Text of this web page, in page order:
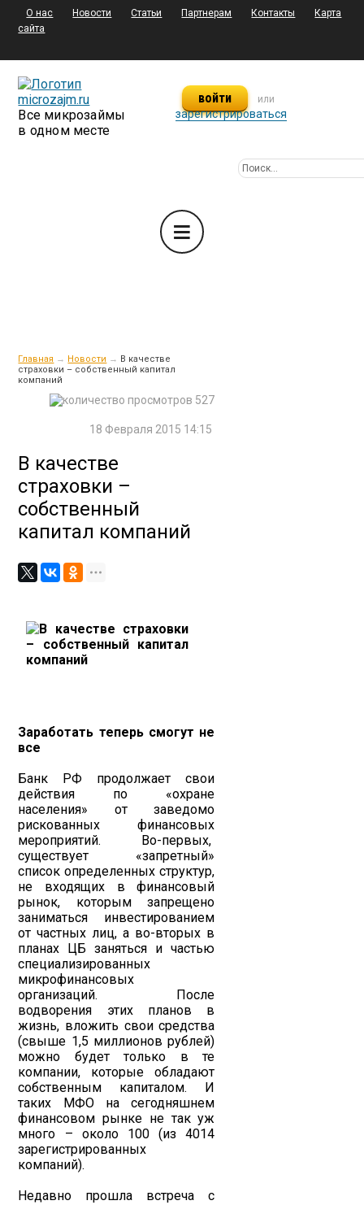
О нас Новости Статьи Партнерам Контакты
Карта
сайта
Все микрозаймы
в одном месте
войти или
зарегистрироваться
Главная → Новости → В качестве
страховки – собственный капитал
компаний
527
18 Февраля 2015 14:15
В качестве
страховки –
собственный
капитал компаний
Заработать теперь смогут не
все
Банк РФ продолжает свои
действия по «охране
населения» от заведомо
рискованных финансовых
мероприятий. Во-первых,
существует «запретный»
список определенных структур,
не входящих в финансовый
рынок, которым запрещено
заниматься инвестированием
от частных лиц, а во-вторых в
планах ЦБ заняться и частью
специализированных
микрофинансовых
организаций. После
водворения этих планов в
жизнь, вложить свои средства
(свыше 1,5 миллионов рублей)
можно будет только в те
компании, которые обладают
собственным капиталом. И
таких МФО на сегодняшнем
финансовом рынке не так уж
много – около 100 (из 4014
зарегистрированных
компаний).
Недавно прошла встреча с